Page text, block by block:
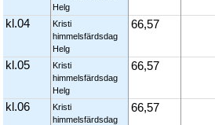
Helg
kl.04
Kristi
himmelsfärdsdag
Helg
66,57
kl.05
Kristi
himmelsfärdsdag
Helg
66,57
kl.06
Kristi
himmelsfärdsdag
66,57